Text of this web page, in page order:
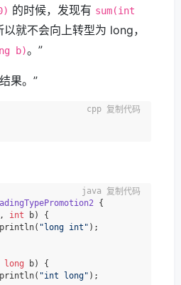
的时候，发现有 sum(int
就不会向上转型为 long，
b)。”
果。”
复制代码
{
int b)
{
"long int" );
long b)
{
"int long" );
复制代码